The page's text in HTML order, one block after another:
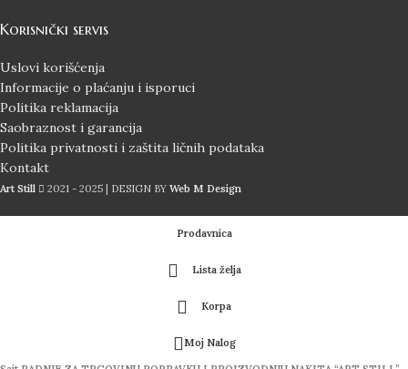
Korisnički servis
Uslovi korišćenja
Informacije o plaćanju i isporuci
Politika reklamacija
Saobraznost i garancija
Politika privatnosti i zaštita ličnih podataka
Kontakt
Art Still 2021 - 2025 | DESIGN BY Web M Design
Prodavnica
Lista želja
Korpa
Moj Nalog